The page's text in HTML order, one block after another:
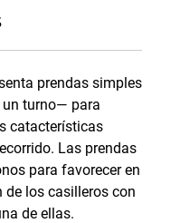
prendas simples
un turno— para
catacterísticas
Las prendas
para favorecer en
los casilleros con
de ellas.